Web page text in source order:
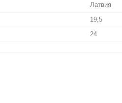
Латвия
19,5
24